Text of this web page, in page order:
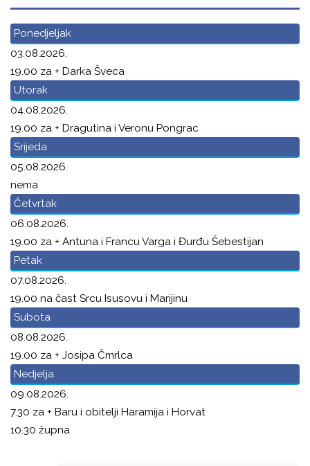
Ponedjeljak
03.08.2026.
19.00 za + Darka Šveca
Utorak
04.08.2026.
19.00 za + Dragutina i Veronu Pongrac
Srijeda
05.08.2026.
nema
Četvrtak
06.08.2026.
19.00 za + Antuna i Francu Varga i Đurđu Šebestijan
Petak
07.08.2026.
19.00 na čast Srcu Isusovu i Marijinu
Subota
08.08.2026.
19.00 za + Josipa Čmrlca
Nedjelja
09.08.2026.
7.30 za + Baru i obitelji Haramija i Horvat
10.30 župna